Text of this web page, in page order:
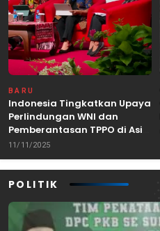
BARU
Indonesia Tingkatkan Upaya
Perlindungan WNI dan
Pemberantasan TPPO di Asia
Tenggara
11/11/2025
POLITIK